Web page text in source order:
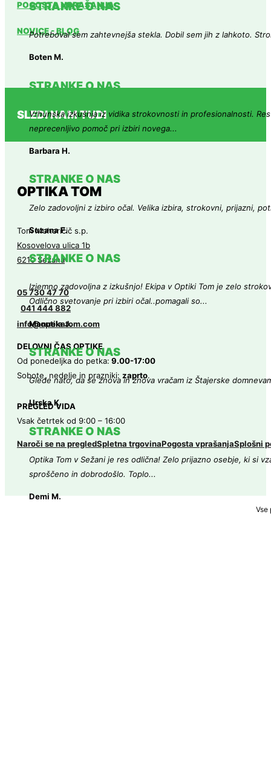
STRANKE O NAS
Potreboval sem zahtevnejša stekla. Dobil sem jih z lahkoto.
Boten M.
STRANKE O NAS
Vrhunska izkušnja iz vidika strokovnosti in profesionalnosti.
neprecenljivo pomoč pri izbiri novega...
Barbara H.
STRANKE O NAS
Zelo zadovoljni z izbiro očal. Velika izbira, strokovni, prijazni,
Suzana F.
STRANKE O NAS
Izjemno zadovoljna z izkušnjo! Ekipa v Optiki Tom je zelo
Odlično svetovanje pri izbiri očal..pomagali so...
Manuela J.
STRANKE O NAS
Glede nato, da se znova in znova vračam iz Štajerske
Urska K.
STRANKE O NAS
Optika Tom v Sežani je res odlična! Zelo prijazno osebje, ki si
sproščeno in dobrodošlo. Toplo...
Demi M.
POGOSTA VPRAŠANJA
NOVICE - BLOG
SLEDI NAM TUDI
OPTIKA TOM
Tom Mohoričič s.p.
Kosovelova ulica 1b
6210 Sežana
05 730 47 70
041 444 882
info@optikatom.com
DELOVNI ČAS OPTIKE
Od ponedeljka do petka: 9.00-17:00
Sobote, nedelje in prazniki: zaprto.
PREGLED VIDA
Vsak četrtek od 9:00 – 16:00
Naroči se na pregledSpletna trgovinaPogosta vprašanjaSplošni
Vse